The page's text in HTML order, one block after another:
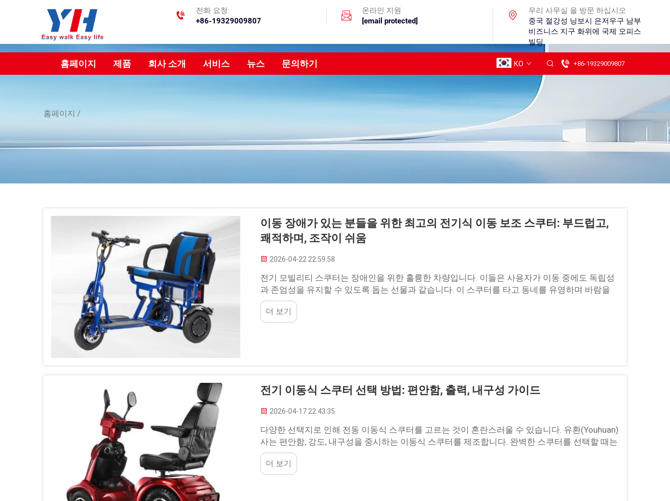
전화 요청:
+86-19329009807
온라인 지원
[email protected]
우리 사무실 을 방문 하십시오
중국 절강성 닝보시 은저우구 남부
비즈니스 지구 화위에 국제 오피스
빌딩
홈페이지 제품 회사 소개 서비스 뉴스 문의하기 KO +86-19329009807
홈페이지 /
이동 장애가 있는 분들을 위한 최고의 전기식 이동 보조 스쿠터: 부드럽고,
쾌적하며, 조작이 쉬움
2026-04-22 22:59:58
전기 모빌리티 스쿠터는 장애인을 위한 훌륭한 차량입니다. 이들은 사용자가 이동 중에도 독립성
과 존엄성을 유지할 수 있도록 돕는 선물과 같습니다. 이 스쿠터를 타고 동네를 유영하며 바람을
맞으며 달리는 상상을 해보세요...
더 보기
전기 이동식 스쿠터 선택 방법: 편안함, 출력, 내구성 가이드
2026-04-17 22:43:35
다양한 선택지로 인해 전동 이동식 스쿠터를 고르는 것이 혼란스러울 수 있습니다. 유환(Youhuan)
사는 편안함, 강도, 내구성을 중시하는 이동식 스쿠터를 제조합니다. 완벽한 스쿠터를 선택할 때는
사용자의 요구 사항을 비롯해 다양한 요소를 종합적으로 고려해야 합니다...
더 보기